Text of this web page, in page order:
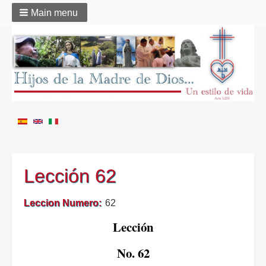
Main menu
Lección 62
Leccion Numero 62
Lección
No. 62